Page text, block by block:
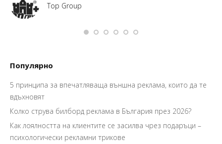
Top Group
Популярно
5 принципа за впечатляваща външна реклама, които да те
вдъхновят
Колко струва билборд реклама в България през 2026?
Как лоялността на клиентите се засилва чрез подаръци –
психологически рекламни трикове